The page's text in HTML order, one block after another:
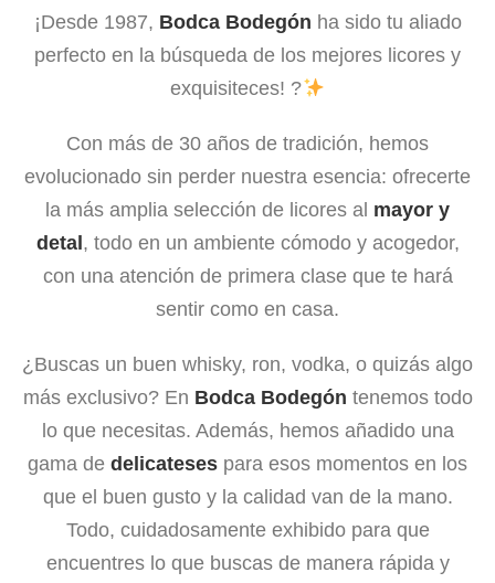
¡Desde 1987, Bodca Bodegón ha sido tu aliado
perfecto en la búsqueda de los mejores licores y
exquisiteces! ?
Con más de 30 años de tradición, hemos
evolucionado sin perder nuestra esencia: ofrecerte
la más amplia selección de licores al mayor y
detal, todo en un ambiente cómodo y acogedor,
con una atención de primera clase que te hará
sentir como en casa.
¿Buscas un buen whisky, ron, vodka, o quizás algo
más exclusivo? En Bodca Bodegón tenemos todo
lo que necesitas. Además, hemos añadido una
gama de delicateses para esos momentos en los
que el buen gusto y la calidad van de la mano.
Todo, cuidadosamente exhibido para que
encuentres lo que buscas de manera rápida y